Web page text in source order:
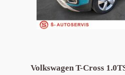
Volkswagen T-Cross